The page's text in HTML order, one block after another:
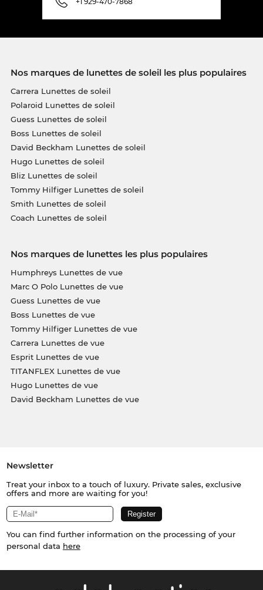
Nos marques de lunettes de soleil les plus populaires
Carrera Lunettes de soleil
Polaroid Lunettes de soleil
Guess Lunettes de soleil
Boss Lunettes de soleil
David Beckham Lunettes de soleil
Hugo Lunettes de soleil
Bliz Lunettes de soleil
Tommy Hilfiger Lunettes de soleil
Smith Lunettes de soleil
Coach Lunettes de soleil
Nos marques de lunettes les plus populaires
Humphreys Lunettes de vue
Marc O Polo Lunettes de vue
Guess Lunettes de vue
Boss Lunettes de vue
Tommy Hilfiger Lunettes de vue
Carrera Lunettes de vue
Esprit Lunettes de vue
TITANFLEX Lunettes de vue
Hugo Lunettes de vue
David Beckham Lunettes de vue
Newsletter
Treat your inbox to a touch of luxury. Private sales, exclusive
offers and more are waiting for you!
You can find further information on the processing of your
personal data here